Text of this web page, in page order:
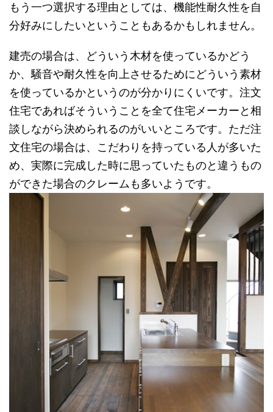
もう一つ選択する理由としては、機能性耐久性を自
分好みにしたいということもあるかもしれません。
建売の場合は、どういう木材を使っているかどう
か、騒音や耐久性を向上させるためにどういう素材
を使っているかというのが分かりにくいです。注文
住宅であればそういうことを全て住宅メーカーと相
談しながら決められるのがいいところです。ただ注
文住宅の場合は、こだわりを持っている人が多いた
め、実際に完成した時に思っていたものと違うもの
ができた場合のクレームも多いようです。